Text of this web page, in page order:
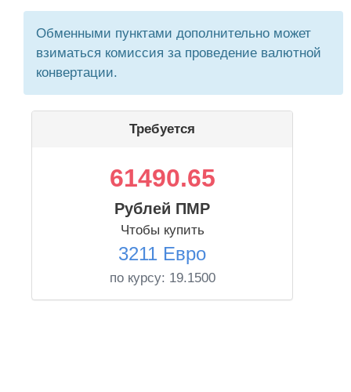
Обменными пунктами дополнительно может
взиматься комиссия за проведение валютной
конвертации.
Требуется
61490.65
Рублей ПМР
Чтобы купить
3211 Евро
по курсу: 19.1500